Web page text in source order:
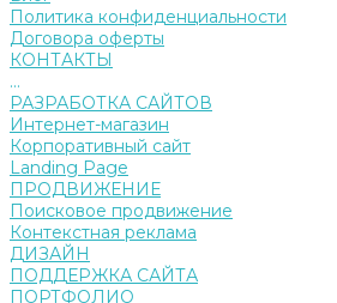
Политика конфиденциальности
Договора оферты
КОНТАКТЫ
...
РАЗРАБОТКА САЙТОВ
Интернет-магазин
Корпоративный сайт
Landing Page
ПРОДВИЖЕНИЕ
Поисковое продвижение
Контекстная реклама
ДИЗАЙН
ПОДДЕРЖКА САЙТА
ПОРТФОЛИО